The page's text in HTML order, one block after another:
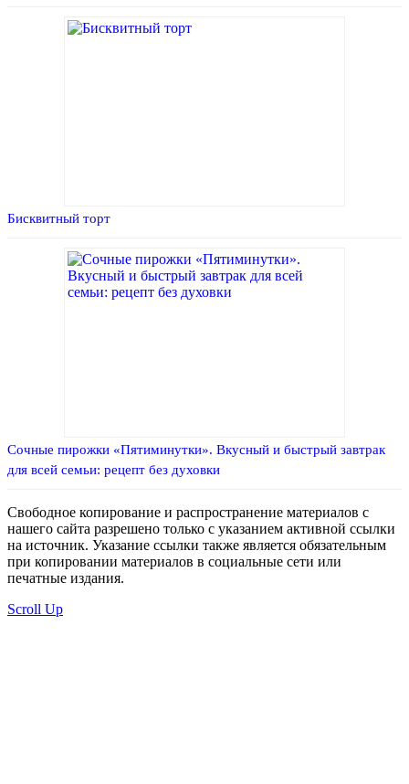
Бисквитный торт
Сочные пирожки «Пятиминутки». Вкусный и быстрый завтрак
для всей семьи: рецепт без духовки
Свободное копирование и распространение материалов с
нашего сайта разрешено только с указанием активной ссылки
на источник. Указание ссылки также является обязательным
при копировании материалов в социальные сети или
печатные издания.
Scroll Up